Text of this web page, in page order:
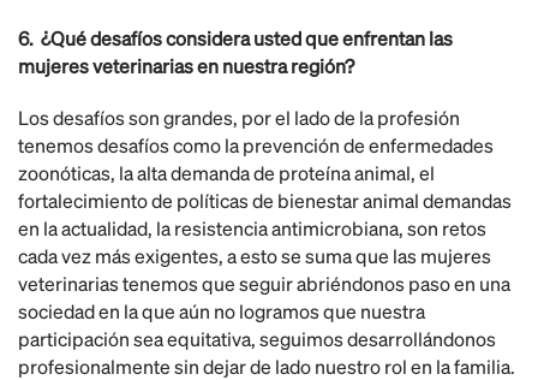
6. ¿Qué desafíos considera usted que enfrentan las
mujeres veterinarias en nuestra región?
Los desafíos son grandes, por el lado de la profesión
tenemos desafíos como la prevención de enfermedades
zoonóticas, la alta demanda de proteína animal, el
fortalecimiento de políticas de bienestar animal demandas
en la actualidad, la resistencia antimicrobiana, son retos
cada vez más exigentes, a esto se suma que las mujeres
veterinarias tenemos que seguir abriéndonos paso en una
sociedad en la que aún no logramos que nuestra
participación sea equitativa, seguimos desarrollándonos
profesionalmente sin dejar de lado nuestro rol en la familia.